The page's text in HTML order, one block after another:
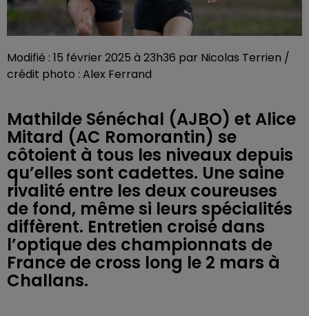
Modifié : 15 février 2025 à 23h36 par Nicolas Terrien /
crédit photo : Alex Ferrand
Mathilde Sénéchal (AJBO) et Alice
Mitard (AC Romorantin) se
côtoient à tous les niveaux depuis
qu’elles sont cadettes. Une saine
rivalité entre les deux coureuses
de fond, même si leurs spécialités
diffèrent. Entretien croisé dans
l’optique des championnats de
France de cross long le 2 mars à
Challans.